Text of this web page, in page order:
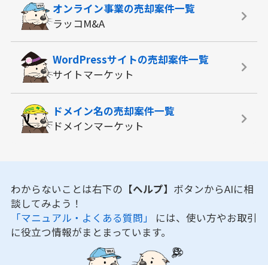
オンライン事業の売却案件一覧
ラッコM&A
WordPressサイトの売却案件一覧
サイトマーケット
ドメイン名の売却案件一覧
ドメインマーケット
わからないことは右下の 【ヘルプ】 ボタンからAIに相
談してみよう！
「マニュアル・よくある質問」 には、使い方やお取引
に役立つ情報がまとまっています。